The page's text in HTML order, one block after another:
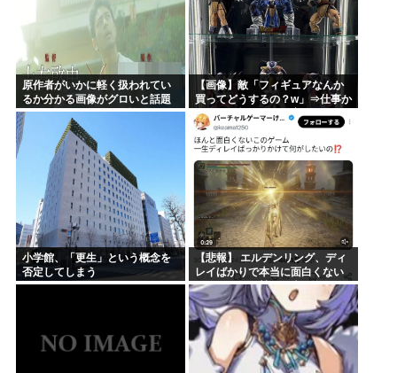
原作者がいかに軽く扱われてい
るか分かる画像がグロいと話題
に！これおかしいって誰も気づ
かなかったのかよ！？
【画像】敵「フィギュアなんか
買ってどうするの？w」⇒仕事か
ら疲れて帰ってきて家にこんな
棚があったら疲れが吹き飛ぶだ
ろ？
小学館、「更生」という概念を
否定してしまう
【悲報】 エルデンリング、ディ
レイばかりで本当に面白くない
このゲーム←賛同の声が多数…